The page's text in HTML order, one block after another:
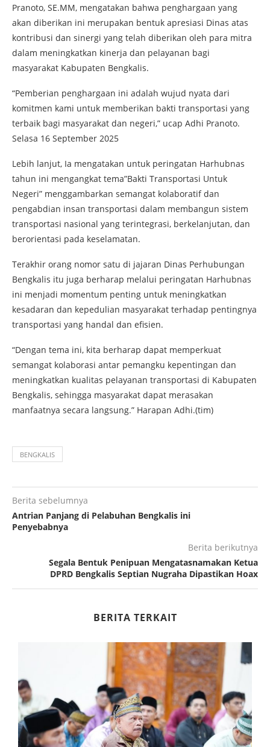
Pranoto, SE.MM, mengatakan bahwa penghargaan yang
akan diberikan ini merupakan bentuk apresiasi Dinas atas
kontribusi dan sinergi yang telah diberikan oleh para mitra
dalam meningkatkan kinerja dan pelayanan bagi
masyarakat Kabupaten Bengkalis.
“Pemberian penghargaan ini adalah wujud nyata dari
komitmen kami untuk memberikan bakti transportasi yang
terbaik bagi masyarakat dan negeri,” ucap Adhi Pranoto.
Selasa 16 September 2025
Lebih lanjut, Ia mengatakan untuk peringatan Harhubnas
tahun ini mengangkat tema”Bakti Transportasi Untuk
Negeri” menggambarkan semangat kolaboratif dan
pengabdian insan transportasi dalam membangun sistem
transportasi nasional yang terintegrasi, berkelanjutan, dan
berorientasi pada keselamatan.
Terakhir orang nomor satu di jajaran Dinas Perhubungan
Bengkalis itu juga berharap melalui peringatan Harhubnas
ini menjadi momentum penting untuk meningkatkan
kesadaran dan kepedulian masyarakat terhadap pentingnya
transportasi yang handal dan efisien.
“Dengan tema ini, kita berharap dapat memperkuat
semangat kolaborasi antar pemangku kepentingan dan
meningkatkan kualitas pelayanan transportasi di Kabupaten
Bengkalis, sehingga masyarakat dapat merasakan
manfaatnya secara langsung.” Harapan Adhi.(tim)
BENGKALIS
Berita sebelumnya
Antrian Panjang di Pelabuhan Bengkalis ini
Penyebabnya
Berita berikutnya
Segala Bentuk Penipuan Mengatasnamakan Ketua
DPRD Bengkalis Septian Nugraha Dipastikan Hoax
BERITA TERKAIT